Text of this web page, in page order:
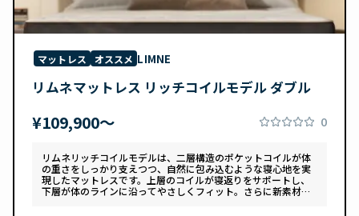
マットレス オススメ LIMNE
リムネマットレス リッチコイルモデル ダブル
¥109,900〜 0
リムネリッチコイルモデルは、二層構造のポケットコイルが体
の重さをしっかり支えつつ、自然に包み込むような寝心地を実
現したマットレスです。上層のコイルが寝返りをサポートし、
下層が体のラインに沿ってやさしくフィット。さらに新素材